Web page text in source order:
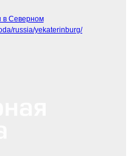
в Северном
russia/yekaterinburg/